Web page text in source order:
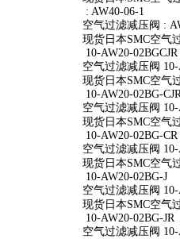
: AW40-06-1
空气过滤减压阀 :
现货日本SMC空气
10-AW20-02BGCJR
空气过滤减压阀 10-
现货日本SMC空气
10-AW20-02BG-
空气过滤减压阀 10-
现货日本SMC空气
10-AW20-02BG-CR
空气过滤减压阀 10-
现货日本SMC空气
10-AW20-02BG-J
空气过滤减压阀 10-
现货日本SMC空气
10-AW20-02BG-JR
空气过滤减压阀 10-